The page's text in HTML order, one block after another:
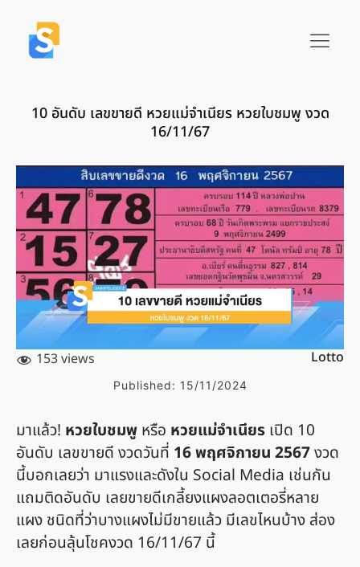
10 อันดับ เลขขายดี หวยแม่จำเนียร หวยใบชมพู งวด
16/11/67
153 views Lotto
Published: 15/11/2024
มาแล้ว! หวยใบชมพู หรือ หวยแม่จำเนียร เปิด 10
อันดับ เลขขายดี งวดวันที่ 16 พฤศจิกายน 2567งวด
นี้บอกเลยว่า มาแรงและดังใน Social Media เช่นกัน
แถมติดอันดับ เลยขายดีเกลี้ยงแผงลอตเตอรี่หลาย
แผง ชนิดที่ว่าบางแผงไม่มีขายแล้ว มีเลขไหนบ้าง ส่อง
เลยก่อนลุ้นโชคงวด 16/11/67 นี้